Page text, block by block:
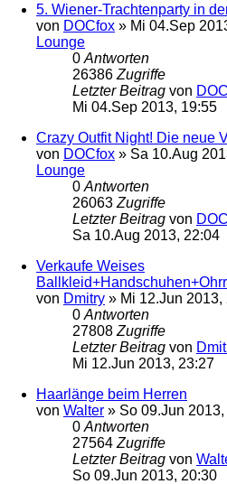
5. Wiener-Trachtenparty in
von DOCfox » Mi 04.Sep
Lounge
0 Antworten
26386 Zugriffe
Letzter Beitrag von
Mi 04.Sep 2013, 19:55
Crazy Outfit Night! Die neue
von DOCfox » Sa 10.Aug
Lounge
0 Antworten
26063 Zugriffe
Letzter Beitrag von
Sa 10.Aug 2013, 22:04
Verkaufe Weises
von Dmitry » Mi 12.Jun 2013,
0 Antworten
27808 Zugriffe
Letzter Beitrag von
Mi 12.Jun 2013, 23:27
Haarlänge beim Herren
von Walter » So 09.Jun
0 Antworten
27564 Zugriffe
Letzter Beitrag von
So 09.Jun 2013, 20:30